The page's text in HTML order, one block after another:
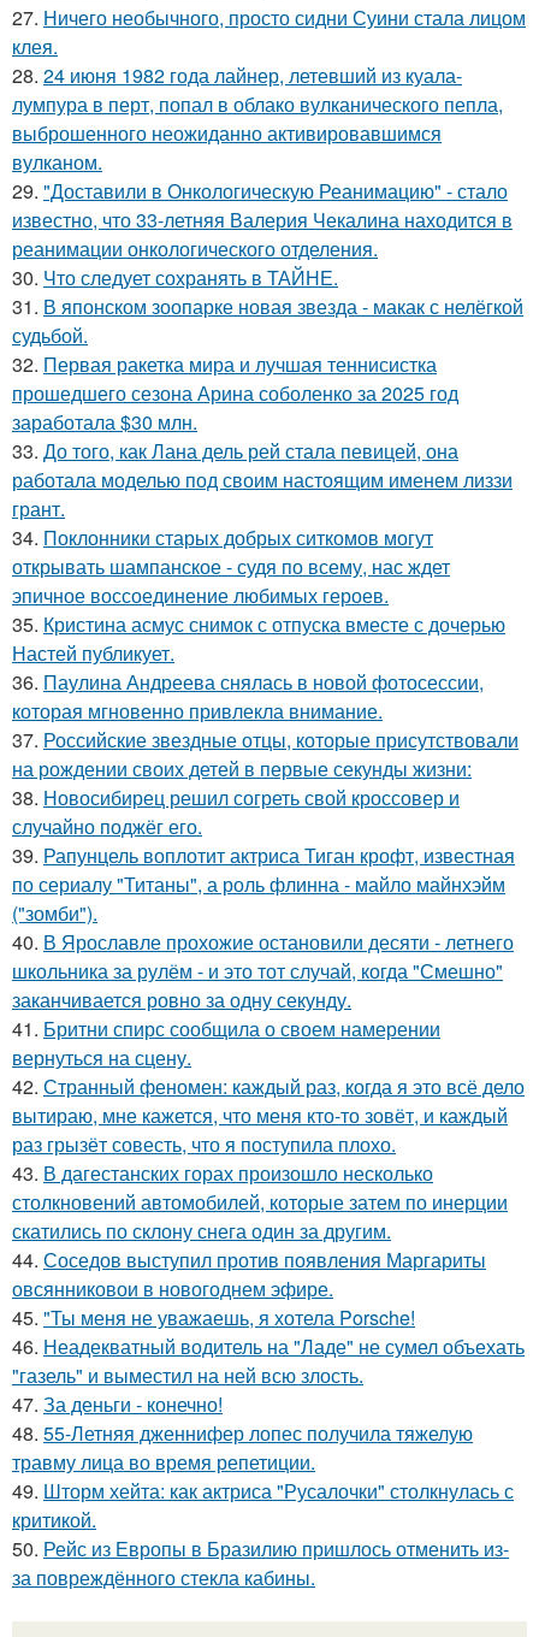
27. Ничего необычного, просто сидни Суини стала лицом
клея.
28. 24 июня 1982 года лайнер, летевший из куала-
лумпура в перт, попал в облако вулканического пепла,
выброшенного неожиданно активировавшимся
вулканом.
29. "Доставили в Онкологическую Реанимацию" - стало
известно, что 33-летняя Валерия Чекалина находится в
реанимации онкологического отделения.
30. Что следует сохранять в ТАЙНЕ.
31. В японском зоопарке новая звезда - макак с нелёгкой
судьбой.
32. Первая ракетка мира и лучшая теннисистка
прошедшего сезона Арина соболенко за 2025 год
заработала $30 млн.
33. До того, как Лана дель рей стала певицей, она
работала моделью под своим настоящим именем лиззи
грант.
34. Поклонники старых добрых ситкомов могут
открывать шампанское - судя по всему, нас ждет
эпичное воссоединение любимых героев.
35. Кристина асмус снимок с отпуска вместе с дочерью
Настей публикует.
36. Паулина Андреева снялась в новой фотосессии,
которая мгновенно привлекла внимание.
37. Российские звездные отцы, которые присутствовали
на рождении своих детей в первые секунды жизни:
38. Новосибирец решил согреть свой кроссовер и
случайно поджёг его.
39. Рапунцель воплотит актриса Тиган крофт, известная
по сериалу "Титаны", а роль флинна - майло майнхэйм
("зомби").
40. В Ярославле прохожие остановили десяти - летнего
школьника за рулём - и это тот случай, когда "Смешно"
заканчивается ровно за одну секунду.
41. Бритни спирс сообщила о своем намерении
вернуться на сцену.
42. Странный феномен: каждый раз, когда я это всё дело
вытираю, мне кажется, что меня кто-то зовёт, и каждый
раз грызёт совесть, что я поступила плохо.
43. В дагестанских горах произошло несколько
столкновений автомобилей, которые затем по инерции
скатились по склону снега один за другим.
44. Соседов выступил против появления Маргариты
овсянниковои в новогоднем эфире.
45. "Ты меня не уважаешь, я хотела Porsche!
46. Неадекватный водитель на "Ладе" не сумел объехать
"газель" и выместил на ней всю злость.
47. За деньги - конечно!
48. 55-Летняя дженнифер лопес получила тяжелую
травму лица во время репетиции.
49. Шторм хейта: как актриса "Русалочки" столкнулась с
критикой.
50. Рейс из Европы в Бразилию пришлось отменить из-
за повреждённого стекла кабины.